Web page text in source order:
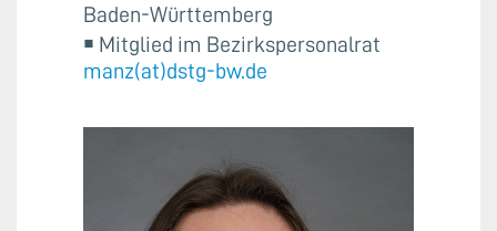
Baden-Württemberg
￭ Mitglied im Bezirkspersonalrat
manz(at)dstg-bw.de